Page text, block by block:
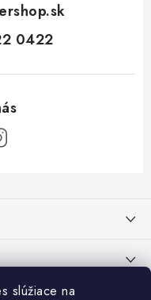
slúžiace na
0422